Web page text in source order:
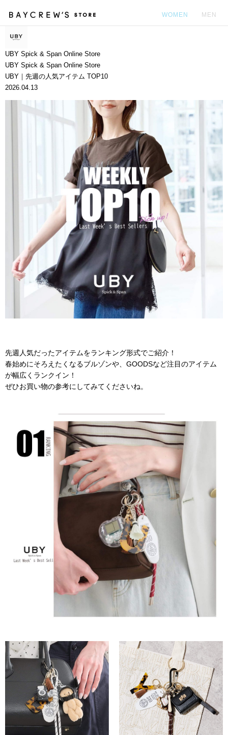
WOMEN MEN
UBY Spick & Span Online Store
UBY Spick & Span Online Store
UBY｜先週の人気アイテム TOP10
2026.04.13
先週人気だったアイテムをランキング形式でご紹介！
春始めにそろえたくなるブルゾンや、GOODSなど注目のアイテム
が幅広くランクイン！
ぜひお買い物の参考にしてみてくださいね。